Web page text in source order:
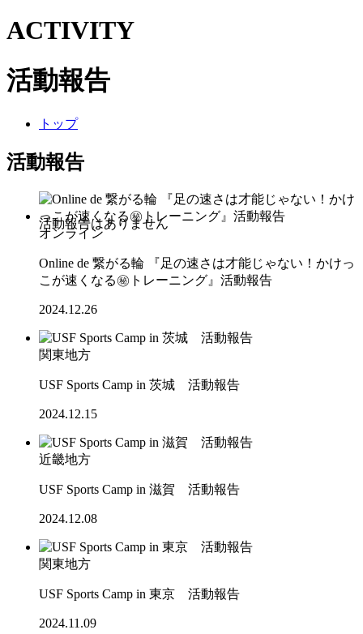
ACTIVITY
活動報告
トップ
活動報告
オンライン
Online de 繋がる輪 『足の速さは才能じゃない！かけっ
こが速くなる㊙トレーニング』活動報告
2024.12.26
関東地方
USF Sports Camp in 茨城 活動報告
2024.12.15
近畿地方
USF Sports Camp in 滋賀 活動報告
2024.12.08
関東地方
USF Sports Camp in 東京 活動報告
2024.11.09